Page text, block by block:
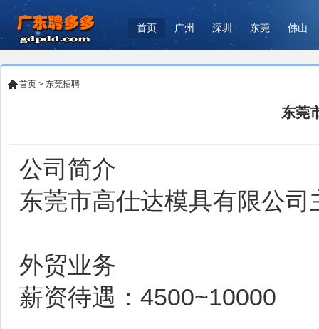
首页 广州 深圳 东莞 佛山
首页 > 东莞招聘
东莞
公司简介
东莞市高仕达模具有限公
外贸业务
薪资待遇：4500~10000